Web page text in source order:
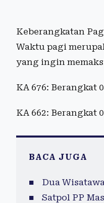
Keberangkatan
Waktu pagi
yang ingin
KA 676: Berangkat
KA 662: Berangkat
BACA JUGA
Dua
Satpol PP